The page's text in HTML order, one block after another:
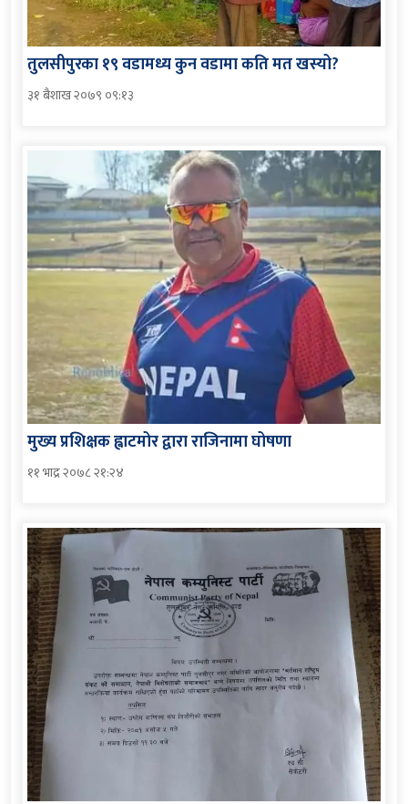
तुलसीपुरका १९ वडामध्य कुन वडामा कति मत खस्यो?
३१ बैशाख २०७९ ०९:१३
मुख्य प्रशिक्षक ह्वाटमोर द्वारा राजिनामा घोषणा
११ भाद्र २०७८ २१:२४